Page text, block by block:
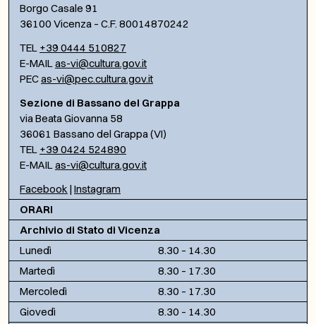
Borgo Casale 91
36100 Vicenza – C.F. 80014870242
TEL +39 0444 510827
E-MAILas-vi@cultura.gov.it
PECas-vi@pec.cultura.gov.it
Sezione di Bassano del Grappa
via Beata Giovanna 58
36061 Bassano del Grappa (VI)
TEL +39 0424 524890
E-MAILas-vi@cultura.gov.it
Facebook | Instagram
ORARI
Archivio di Stato di Vicenza
Lunedì
8.30 – 14.30
Martedì
8.30 – 17.30
Mercoledì
8.30 – 17.30
Giovedì
8.30 – 14.30